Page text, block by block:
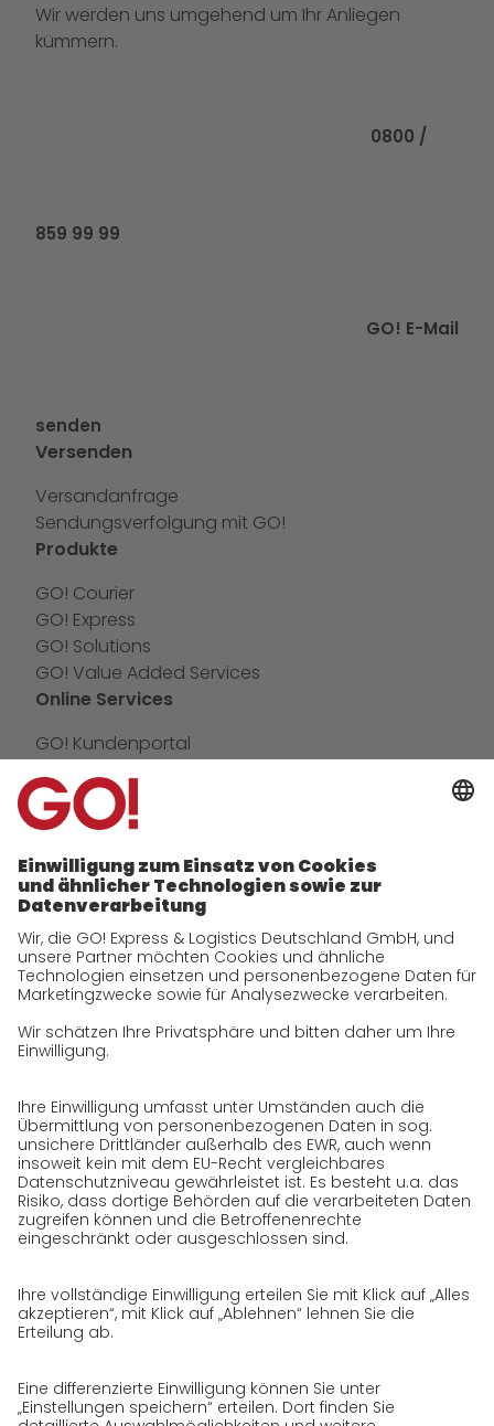
Wir werden uns umgehend um Ihr Anliegen
kümmern.
0800 /
859 99 99
GO! E-Mail
senden
Versenden
Versandanfrage
Sendungsverfolgung mit GO!
Produkte
GO! Courier
GO! Express
GO! Solutions
GO! Value Added Services
Online Services
GO! Kundenportal
App
Newswall
Unternehmen
zukunftssichere Arbeitskultur bei GO!
Historie
CSR
Qualität
Zertifizierungen
Referenzen
Presse
Karriere
GO! als Arbeitgeber
Arbeitsbereiche
Initiativbewerbung bei GO!
Datenschutz
Datenschutzerklärung für Website
Datenschutzerklärung für GeschäftspartnerInnen
SendungsempfängerInnen
Datenschutzerklärung BewerberInnen